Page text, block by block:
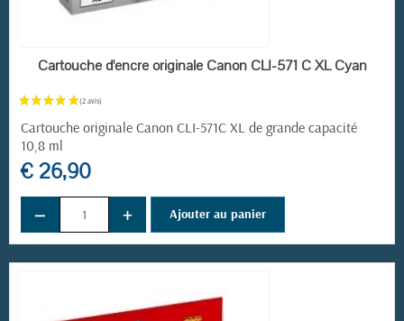
EN STOCK
Cartouche d'encre originale Canon CLI-571 C XL Cyan
Cartouche originale Canon CLI-571C XL de grande capacité
10,8 ml
€ 26,90
− + Ajouter au panier